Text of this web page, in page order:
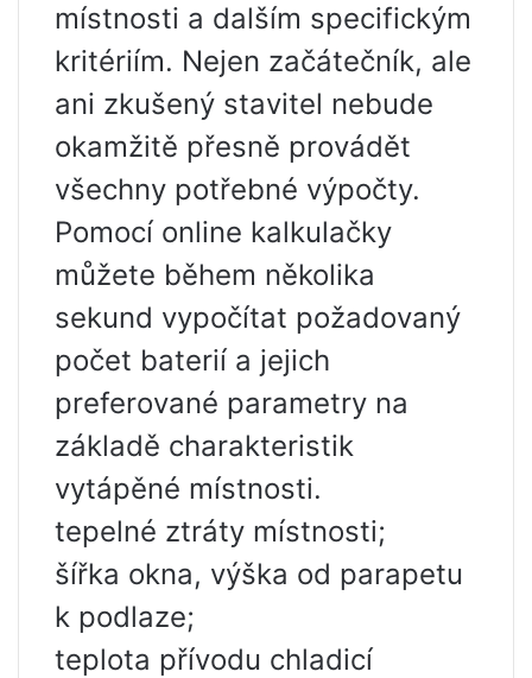
místnosti a dalším specifickým
kritériím. Nejen začátečník, ale
ani zkušený stavitel nebude
okamžitě přesně provádět
všechny potřebné výpočty.
Pomocí online kalkulačky
můžete během několika
sekund vypočítat požadovaný
počet baterií a jejich
preferované parametry na
základě charakteristik
vytápěné místnosti.
tepelné ztráty místnosti;
šířka okna, výška od parapetu
k podlaze;
teplota přívodu chladicí